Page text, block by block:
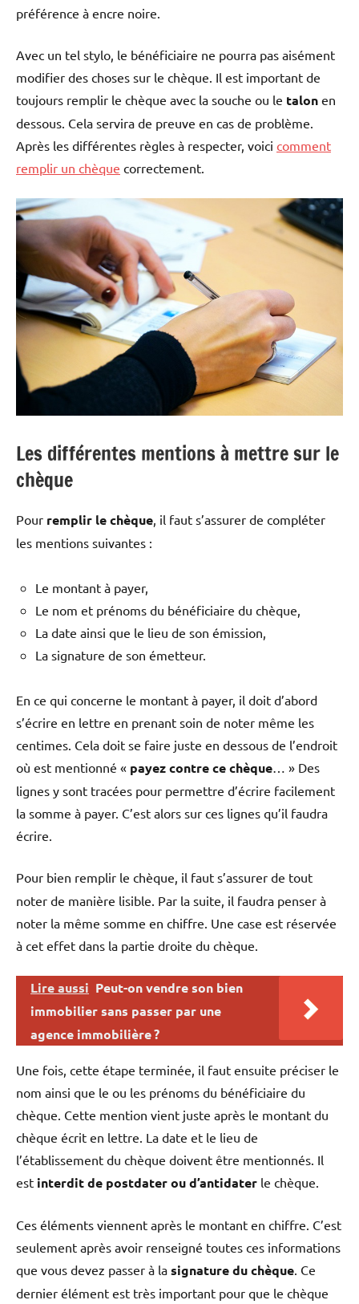
préférence à encre noire.
Avec un tel stylo, le bénéficiaire ne pourra pas aisément
modifier des choses sur le chèque. Il est important de
toujours remplir le chèque avec la souche ou le talon en
dessous. Cela servira de preuve en cas de problème.
Après les différentes règles à respecter, voici comment
remplir un chèque correctement.
Les différentes mentions à mettre sur le
chèque
Pour remplir le chèque , il faut s’assurer de compléter
les mentions suivantes :
Le montant à payer,
Le nom et prénoms du bénéficiaire du chèque,
La date ainsi que le lieu de son émission,
La signature de son émetteur.
En ce qui concerne le montant à payer, il doit d’abord
s’écrire en lettre en prenant soin de noter même les
centimes. Cela doit se faire juste en dessous de l’endroit
où est mentionné « payez contre ce chèque … » Des
lignes y sont tracées pour permettre d’écrire facilement
la somme à payer. C’est alors sur ces lignes qu’il faudra
écrire.
Pour bien remplir le chèque, il faut s’assurer de tout
noter de manière lisible. Par la suite, il faudra penser à
noter la même somme en chiffre. Une case est réservée
à cet effet dans la partie droite du chèque.
Lire aussi Peut-on vendre son bien
immobilier sans passer par une
agence immobilière ?
Une fois, cette étape terminée, il faut ensuite préciser le
nom ainsi que le ou les prénoms du bénéficiaire du
chèque. Cette mention vient juste après le montant du
chèque écrit en lettre. La date et le lieu de
l’établissement du chèque doivent être mentionnés. Il
est interdit de postdater ou d’antidater le chèque.
Ces éléments viennent après le montant en chiffre. C’est
seulement après avoir renseigné toutes ces informations
que vous devez passer à la signature du chèque . Ce
dernier élément est très important pour que le chèque